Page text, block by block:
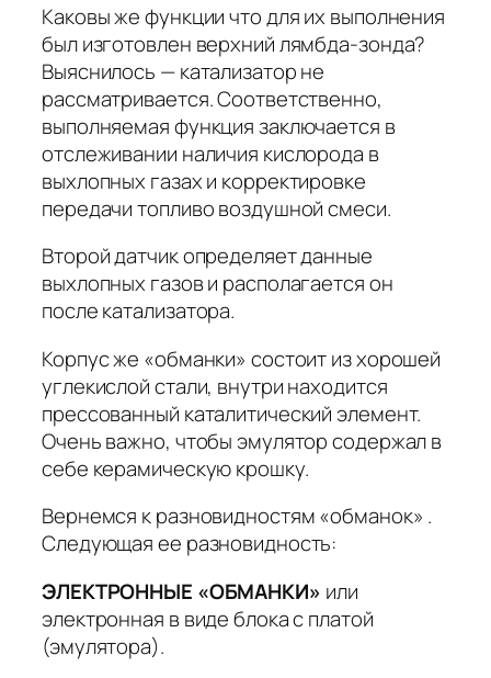
Каковы же функции что для их выполнения
был изготовлен верхний лямбда-зонда?
Выяснилось — катализатор не
рассматривается. Соответственно,
выполняемая функция заключается в
отслеживании наличия кислорода в
выхлопных газах и корректировке
передачи топливо воздушной смеси.
Второй датчик определяет данные
выхлопных газов и располагается он
после катализатора.
Корпус же «обманки» состоит из хорошей
углекислой стали, внутри находится
прессованный каталитический элемент.
Очень важно, чтобы эмулятор содержал в
себе керамическую крошку.
Вернемся к разновидностям «обманок» .
Следующая ее разновидность:
ЭЛЕКТРОННЫЕ «ОБМАНКИ» или
электронная в виде блока с платой
(эмулятора).